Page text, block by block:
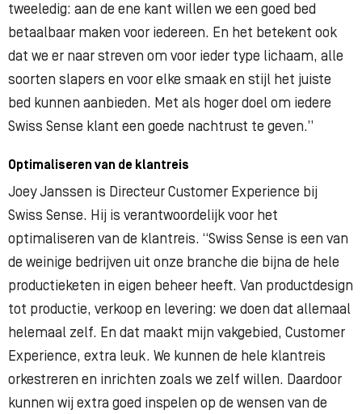
tweeledig: aan de ene kant willen we een goed bed
betaalbaar maken voor iedereen. En het betekent ook
dat we er naar streven om voor ieder type lichaam, alle
soorten slapers en voor elke smaak en stijl het juiste
bed kunnen aanbieden. Met als hoger doel om iedere
Swiss Sense klant een goede nachtrust te geven.”
Optimaliseren van de klantreis
Joey Janssen is Directeur Customer Experience bij
Swiss Sense. Hij is verantwoordelijk voor het
optimaliseren van de klantreis. “Swiss Sense is een van
de weinige bedrijven uit onze branche die bijna de hele
productieketen in eigen beheer heeft. Van productdesign
tot productie, verkoop en levering: we doen dat allemaal
helemaal zelf. En dat maakt mijn vakgebied, Customer
Experience, extra leuk. We kunnen de hele klantreis
orkestreren en inrichten zoals we zelf willen. Daardoor
kunnen wij extra goed inspelen op de wensen van de